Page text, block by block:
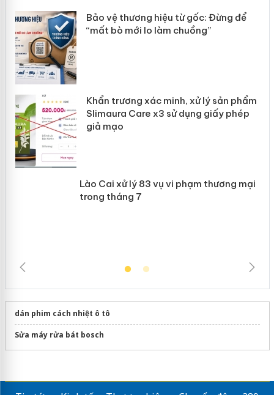
Bảo vệ thương hiệu từ gốc: Đừng để
“mất bò mới lo làm chuồng”
Khẩn trương xác minh, xử lý sản phẩm
Slimaura Care x3 sử dụng giấy phép
giả mạo
Lào Cai xử lý 83 vụ vi phạm thương
mại trong tháng 7
dán phim cách nhiệt ô tô
Sửa máy rửa bát bosch